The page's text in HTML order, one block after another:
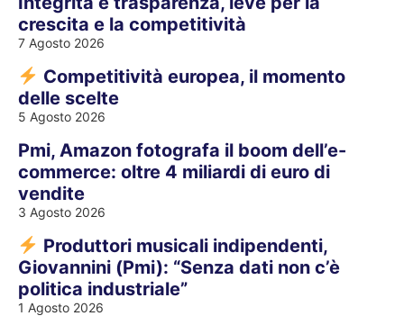
crescita e la competitività
7 Agosto 2026
Competitività europea, il momento
delle scelte
5 Agosto 2026
Pmi, Amazon fotografa il boom dell’e-
commerce: oltre 4 miliardi di euro di
vendite
3 Agosto 2026
Produttori musicali indipendenti,
Giovannini (Pmi): “Senza dati non c’è
politica industriale”
1 Agosto 2026